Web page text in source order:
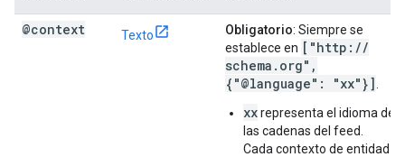
@context Texto Obligatorio: Siempre se
establece en ["http: //
schema . org" ,
{"@language": "xx"}]
xxrepresenta el idioma de
las cadenas del feed.
Cada contexto de entidad